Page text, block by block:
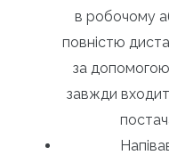
в робочому
повністю
за допомогою
завжди